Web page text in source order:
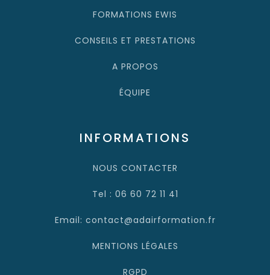
FORMATIONS EWIS
CONSEILS ET PRESTATIONS
A PROPOS
ÉQUIPE
INFORMATIONS
NOUS CONTACTER
Tel : 06 60 72 11 41
Email: contact@adairformation.fr
MENTIONS LÉGALES
RGPD